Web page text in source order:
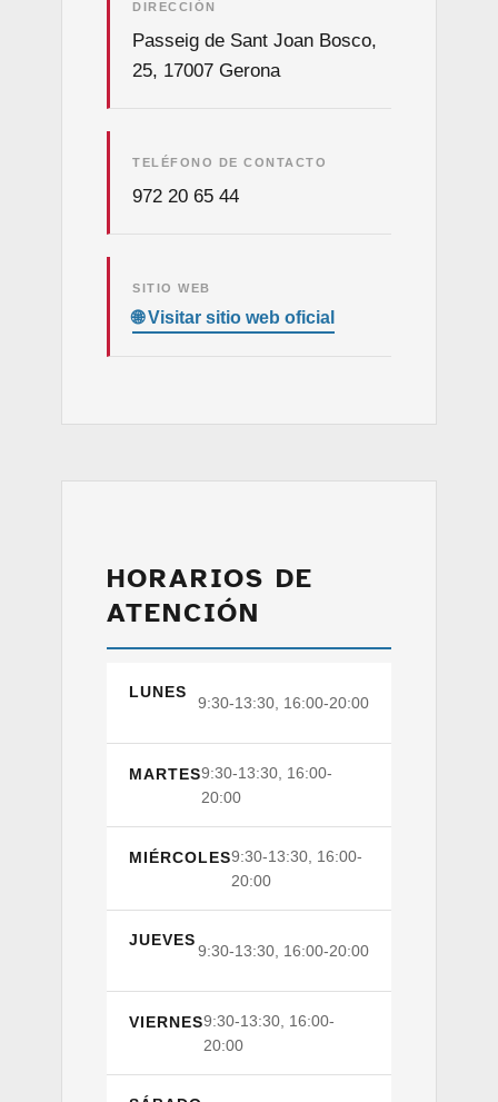
DIRECCIÓN
Passeig de Sant Joan Bosco,
25, 17007 Gerona
TELÉFONO DE CONTACTO
972 20 65 44
SITIO WEB
HORARIOS DE
ATENCIÓN
LUNES
9:30-13:30, 16:00-20:00
MARTES9:30-13:30, 16:00-
20:00
MIÉRCOLES9:30-13:30, 16:00-
20:00
JUEVES
9:30-13:30, 16:00-20:00
VIERNES9:30-13:30, 16:00-
20:00